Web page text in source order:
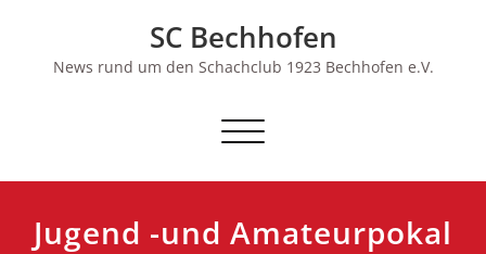
SC Bechhofen
News rund um den Schachclub 1923 Bechhofen e.V.
Schalte
Jugend -und Amateurpokal